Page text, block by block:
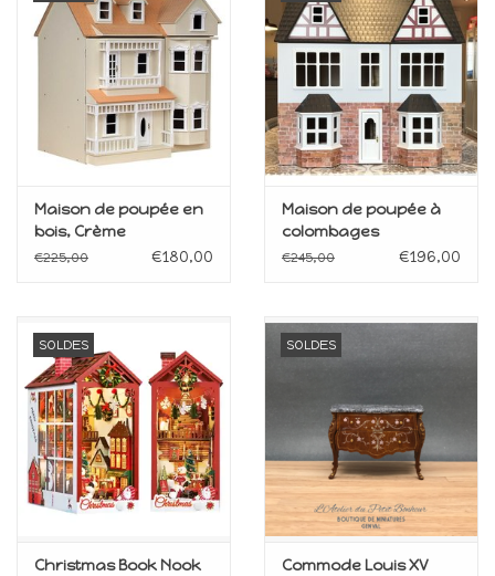
Maison de souris
miniature - The Mouse
Cartes-cadeaux
Mon site
Offres
Maison de poupée en
bois, Crème
€225,00 €180,00
Maison de poupée à
colombages
€245,00 €196,00
SOLDES
Christmas Book Nook
SOLDES
Commode Louis XV